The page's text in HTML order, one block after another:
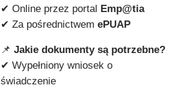
✔ Online przez portal Emp@tia
✔ Za pośrednictwem ePUAP
📌 Jakie dokumenty są potrzebne?
✔ Wypełniony wniosek o
świadczenie